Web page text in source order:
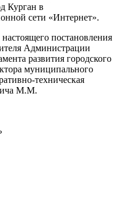
Курган в
сети «Интернет».
постановления
Администрации
развития городского
муниципального
техническая
М.М.